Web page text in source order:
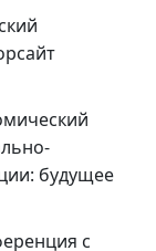
будущее
с